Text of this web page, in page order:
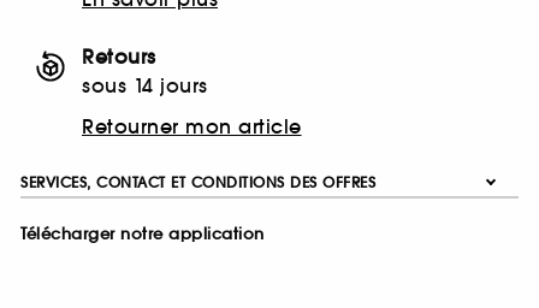
Retours
sous 14 jours
Retourner mon article
SERVICES, CONTACT ET CONDITIONS DES OFFRES
Télécharger notre application